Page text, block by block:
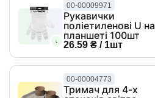
00-00009971
Рукавички
поліетиленові U на
планшеті 100шт
26.59 ₴ / 1шт
00-00004773
Тримач для 4-х